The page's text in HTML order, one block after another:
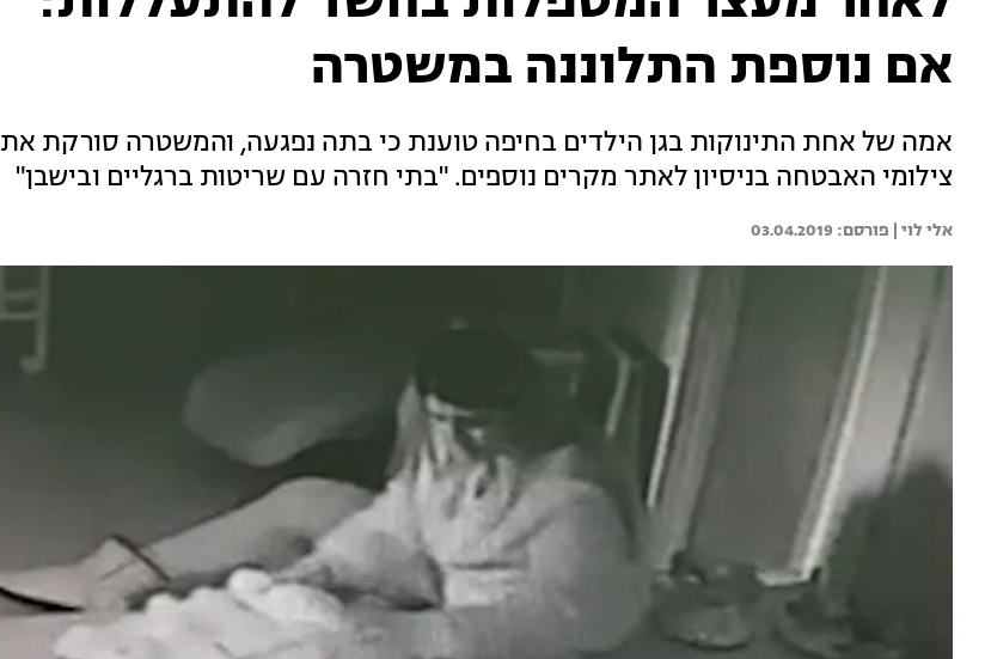
אם נוספת התלוננה במשטרה
אמה של אחת התינוקות בגן הילדים בחיפה טוענת כי בתה נפגעה, והמשטרה סורקת את
צילומי האבטחה בניסיון לאתר מקרים נוספים. "בתי חזרה עם שריטות ברגליים ובישבן"
אלי לוי | 03.04.2019